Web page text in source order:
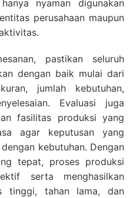
nyaman digunakan
perusahaan maupun
pastikan seluruh
dengan baik mulai dari
jumlah kebutuhan,
Evaluasi juga
fasilitas produksi yang
agar keputusan yang
kebutuhan. Dengan
tepat, proses produksi
serta menghasilkan
tinggi, tahan lama, dan